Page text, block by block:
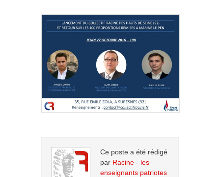
Ce poste a été rédigé
par Racine - les
enseignants patriotes